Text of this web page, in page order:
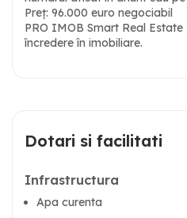
Preț: 96.000 euro negociabil
PRO IMOB Smart Real
încredere în imobiliare.
Dotari si facilitati
Infrastructura
Apa curenta